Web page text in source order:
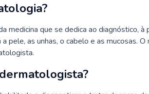
medicina que se dedica ao diagnóstico,
pele, as unhas, o cabelo e as mucosas.